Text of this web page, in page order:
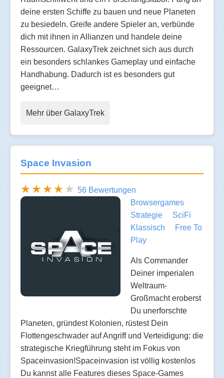
deine ersten Schiffe zu bauen und neue Planeten
zu besiedeln. Greife andere Spieler an, verbünde
dich mit ihnen in Allianzen und handele deine
Ressourcen. GalaxyTrek zeichnet sich aus durch
ein besonders schlankes Gameplay und einfache
Handhabung. Dadurch ist es besonders gut
geeignet…
Mehr über GalaxyTrek
Space Invasion
56 Bewertungen
Browsergames
Strategie
SciFi
Klassisch
Free To
Play
Als Commander
Deiner imperialen
Weltraum-
Großmacht eroberst
Du unerforschte
Planeten, gründest Kolonien, rüstest Dein
Flottengeschwader auf Angriff und Verteidigung: die
strategische Kriegführung steht im Fokus von
Spaceinvasion!Spaceinvasion ist völlig kostenlos
Du kannst alle Features dieses Space-Games